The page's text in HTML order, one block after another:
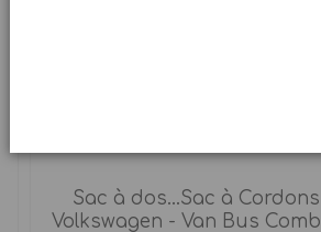
Sac à dos...Sac à Cordons
Volkswagen - Van Bus